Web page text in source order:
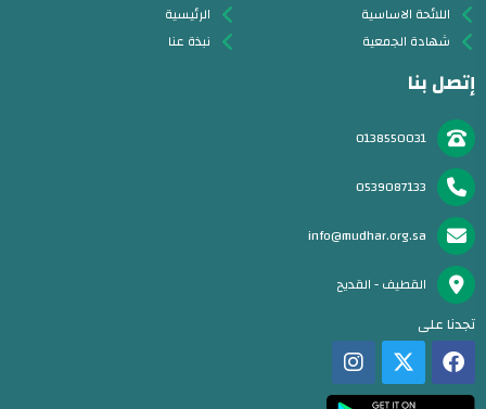
اللائحة الاساسية
شهادة الجمعية
الرئيسية
نبذة عنا
إتصل بنا
0138550031
0539087133
info@mudhar.org.sa
القطيف - القديح
تجدنا على